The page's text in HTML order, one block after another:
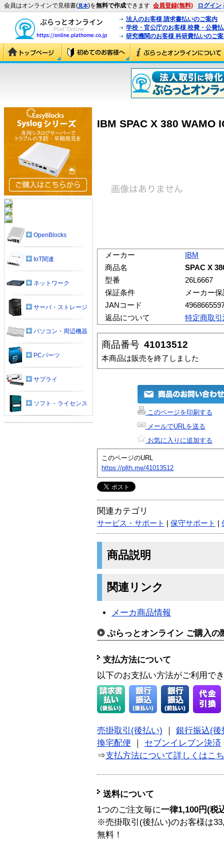
会員はオンラインで見積書(見本)を無料で作成できます 会員登録(無料) ログイン
法人のお客様 請求書払いのご案内
学校・官公庁のお客様 校費・公費
研究機関のお客様 科研費払いのご
IBM SPAC X 380 WAMO
メーカー
IBM
商品名
SPAC X
型番
26L6667
保証条件
メーカー
JANコード
返品について
特定商取
商品番号 41013512
本商品は販売を終了しました
このページを印刷する
メールでURLを送る
お気に入りに追加する
このページのURL
https://plth.me/41013512
関連カテゴリ
サービス・サポート 保守サポート
商品説明
関連リンク
メーカ商品情報
ぷらっとオンライン ご購入の
支払方法について
以下のお支払い方法がご利用で
売掛取引(後払い)
銀行振込(後
換宅配便
セブンイレブン決済
⇒支払方法について詳しくはこ
送料について
1つのご注文毎に一律1,100円(税
※売掛取引(後払い)のお客様は
無料！
OpenBlocks
IoT関連
ネットワーク
サーバ・ストレージ
パソコン・周辺機器
PCパーツ
サプライ
ソフト・ライセンス